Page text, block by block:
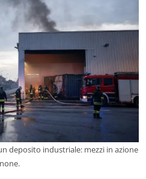
deposito industriale: mezzi in azione